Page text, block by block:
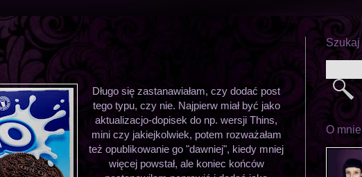
Długo się zastanawiałam, czy dodać post
tego typu, czy nie. Najpierw miał być jako
aktualizacjo-dopisek do np. wersji Thins,
mini czy jakiejkolwiek, potem rozważałam
też opublikowanie go "dawniej", kiedy mniej
więcej powstał, ale koniec końców
O mnie